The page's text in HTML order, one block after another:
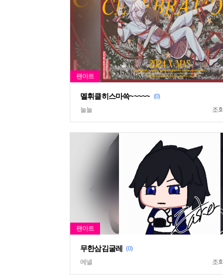
멜휘클히스마쓱~~~~~ (0)
눌눌 조
무한삼김굴레 (0)
에넬 조